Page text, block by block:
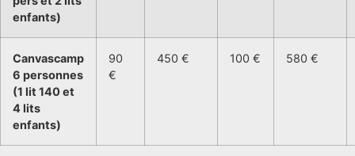
enfants)
Canvascamp
6 personnes
(1 lit 140 et
4 lits
enfants)
90
€
450 € 100 € 580 €